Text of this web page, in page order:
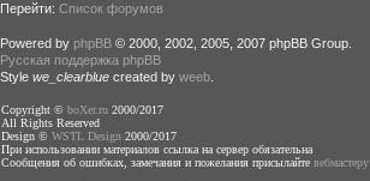
Перейти: Список форумов
Powered by phpBB © 2000, 2002, 2005, 2007 phpBB Group.
Русская поддержка phpBB
Style we_clearblue created by weeb
Copyright © boXer.ru 2000/2017
All Rights Reserved
Design © WSTL Design 2000/2017
При использовании материалов ссылка на сервер обязательна
Сообщения об ошибках, замечания и пожелания присылайте вебмастеру